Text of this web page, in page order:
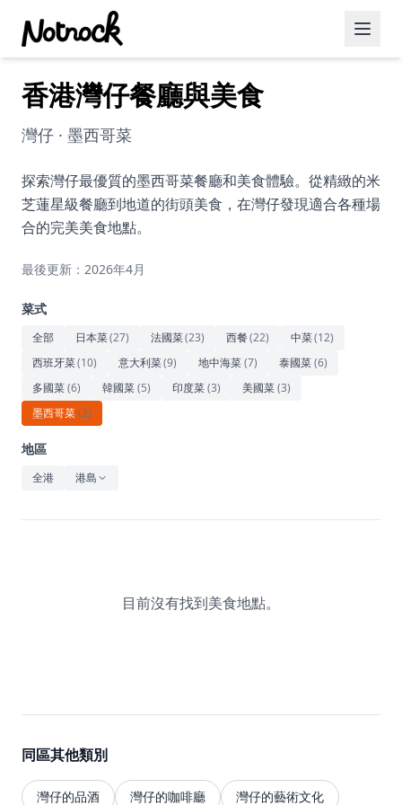
精選活動
博客文章
約會好去處
美食佳餚
藝術文化
休閒
音樂
香港灣仔餐廳與美食
灣仔 · 墨西哥菜
探索灣仔最優質的墨西哥菜餐廳和美食體驗。從精緻的米
芝蓮星級餐廳到地道的街頭美食，在灣仔發現適合各種場
合的完美美食地點。
最後更新：2026年4月
菜式
全部 日本菜(27) 法國菜(23) 西餐(22) 中菜(12)
西班牙菜(10) 意大利菜(9) 地中海菜(7) 泰國菜(6)
多國菜(6) 韓國菜(5) 印度菜(3) 美國菜(3)
墨西哥菜(2)
地區
全港 港島
目前沒有找到美食地點。
同區其他類別
灣仔的品酒 灣仔的咖啡廳
灣仔的藝術文化